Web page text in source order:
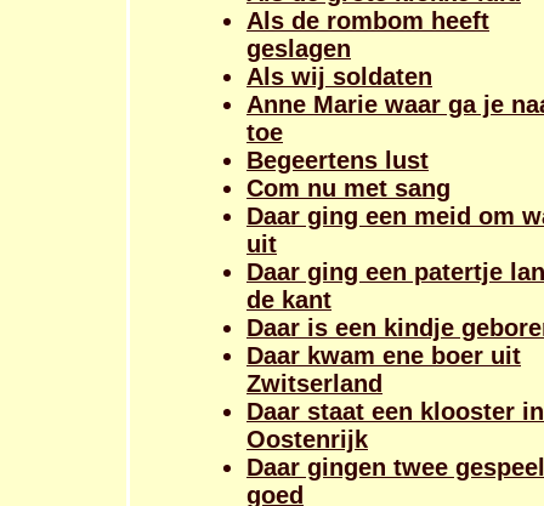
Als de rombom heeft
geslagen
Als wij soldaten
Anne Marie waar ga je
toe
Begeertens lust
Com nu met sang
Daar ging een meid om
uit
Daar ging een patertje
de kant
Daar is een kindje
Daar kwam ene boer uit
Zwitserland
Daar staat een klooster in
Oostenrijk
Daar gingen twee
goed